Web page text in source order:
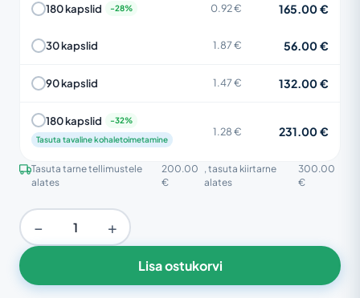
180 kapslid 0.92 € 165.00 €
30 kapslid 1.87 € 56.00 €
90 kapslid 1.47 € 132.00 €
180 kapslid
Tasuta tavaline kohaletoimetamine
1.28 € 231.00 €
Tasuta tarne tellimustele
alates
200.00
€
, tasuta kiirtarne
alates
300.00
€
− +
Lisa ostukorvi